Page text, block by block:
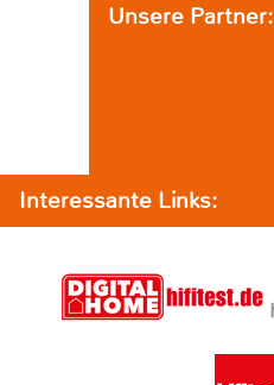
Unsere Partner:
Interessante Links: